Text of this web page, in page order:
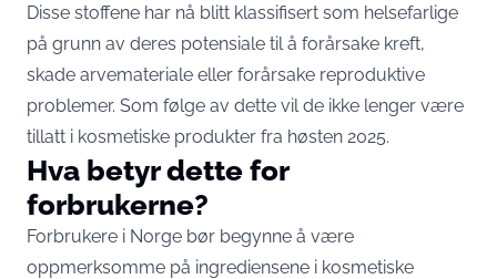
Disse stoffene har nå blitt klassifisert som helsefarlige
på grunn av deres potensiale til å forårsake kreft,
skade arvemateriale eller forårsake reproduktive
problemer. Som følge av dette vil de ikke lenger være
tillatt i kosmetiske produkter fra høsten 2025.
Hva betyr dette for
forbrukerne?
Forbrukere i Norge bør begynne å være
oppmerksomme på ingrediensene i kosmetiske